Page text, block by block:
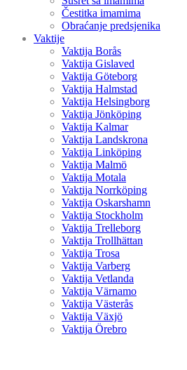
Čestitka imamima
Obraćanje predsjenika
Vaktije
Vaktija Borås
Vaktija Gislaved
Vaktija Göteborg
Vaktija Halmstad
Vaktija Helsingborg
Vaktija Jönköping
Vaktija Kalmar
Vaktija Landskrona
Vaktija Linköping
Vaktija Malmö
Vaktija Motala
Vaktija Norrköping
Vaktija Oskarshamn
Vaktija Stockholm
Vaktija Trelleborg
Vaktija Trollhättan
Vaktija Trosa
Vaktija Varberg
Vaktija Vetlanda
Vaktija Värnamo
Vaktija Västerås
Vaktija Växjö
Vaktija Örebro